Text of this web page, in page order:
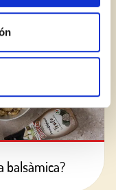
balsàmica?